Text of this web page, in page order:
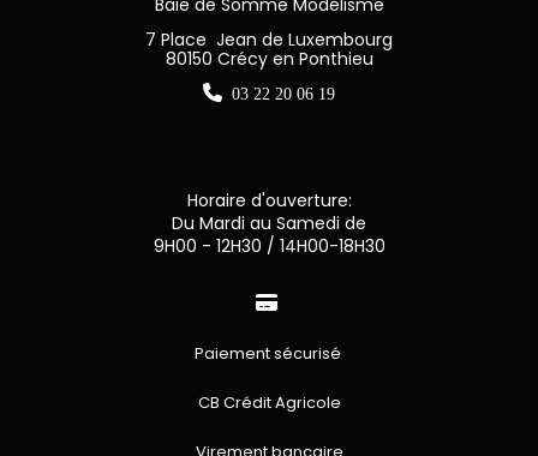
Baie de Somme Modélisme
7 Place Jean de Luxembourg
80150 Crécy en Ponthieu
 03 22 20 06 19
Horaire d'ouverture:
Du Mardi au Samedi de
9H00 - 12H30 / 14H00-18H30

Paiement sécurisé
CB Crédit Agricole